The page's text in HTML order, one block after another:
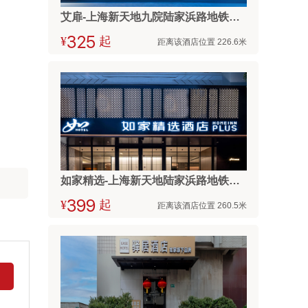
艾扉-上海新天地九院陆家浜路地铁站店
¥ 起 距离该酒店位置 226.6米
如家精选-上海新天地陆家浜路地铁站店
¥ 起 距离该酒店位置 260.5米